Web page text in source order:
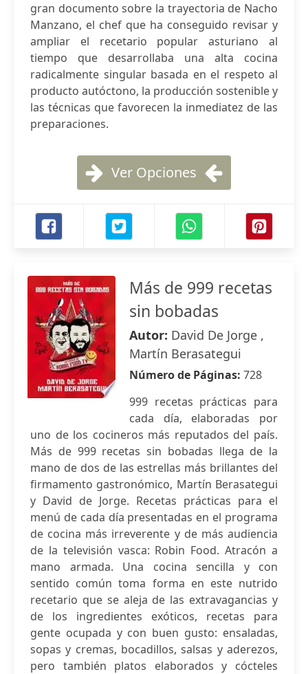
gran documento sobre la trayectoria de Nacho
Manzano, el chef que ha conseguido revisar y
ampliar el recetario popular asturiano al
tiempo que desarrollaba una alta cocina
radicalmente singular basada en el respeto al
producto autóctono, la producción sostenible y
las técnicas que favorecen la inmediatez de las
preparaciones.
Ver Opciones
Más de 999 recetas
sin bobadas
Autor: David De Jorge ,
Martín Berasategui
Número de Páginas: 728
999 recetas prácticas para
cada día, elaboradas por
uno de los cocineros más reputados del país.
Más de 999 recetas sin bobadas llega de la
mano de dos de las estrellas más brillantes del
firmamento gastronómico, Martín Berasategui
y David de Jorge. Recetas prácticas para el
menú de cada día presentadas en el programa
de cocina más irreverente y de más audiencia
de la televisión vasca: Robin Food. Atracón a
mano armada. Una cocina sencilla y con
sentido común toma forma en este nutrido
recetario que se aleja de las extravagancias y
de los ingredientes exóticos, recetas para
gente ocupada y con buen gusto: ensaladas,
sopas y cremas, bocadillos, salsas y aderezos,
pero también platos elaborados y cócteles